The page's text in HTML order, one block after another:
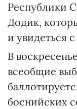
Республики
Додик,
и увидеться
В
всеобщие
боснийских